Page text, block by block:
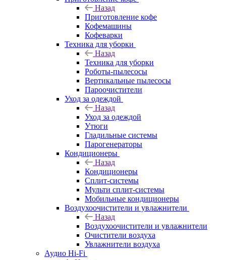
Назад
Приготовление кофе
Кофемашины
Кофеварки
Техника для уборки
Назад
Техника для уборки
Роботы-пылесосы
Вертикальные пылесосы
Пароочистители
Уход за одеждой
Назад
Уход за одеждой
Утюги
Гладильные системы
Парогенераторы
Кондиционеры
Назад
Кондиционеры
Сплит-системы
Мульти сплит-системы
Мобильные кондиционеры
Воздухоочистители и увлажнители
Назад
Воздухоочистители и увлажнители
Очистители воздуха
Увлажнители воздуха
Аудио Hi-Fi